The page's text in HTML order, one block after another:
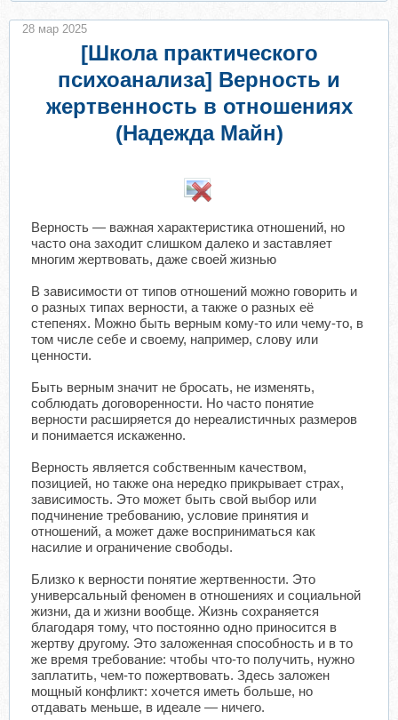
[Школа практического
психоанализа] Верность и
жертвенность в отношениях
(Надежда Майн)
Верность — важная характеристика отношений, но
часто она заходит слишком далеко и заставляет
многим жертвовать, даже своей жизнью
В зависимости от типов отношений можно говорить и
о разных типах верности, а также о разных её
степенях. Можно быть верным кому-то или чему-то, в
том числе себе и своему, например, слову или
ценности.
Быть верным значит не бросать, не изменять,
соблюдать договоренности. Но часто понятие
верности расширяется до нереалистичных размеров
и понимается искаженно.
Верность является собственным качеством,
позицией, но также она нередко прикрывает страх,
зависимость. Это может быть свой выбор или
подчинение требованию, условие принятия и
отношений, а может даже восприниматься как
насилие и ограничение свободы.
Близко к верности понятие жертвенности. Это
универсальный феномен в отношениях и социальной
жизни, да и жизни вообще. Жизнь сохраняется
благодаря тому, что постоянно одно приносится в
жертву другому. Это заложенная способность и в то
же время требование: чтобы что-то получить, нужно
заплатить, чем-то пожертвовать. Здесь заложен
мощный конфликт: хочется иметь больше, но
отдавать меньше, в идеале — ничего.
28 мар 2025